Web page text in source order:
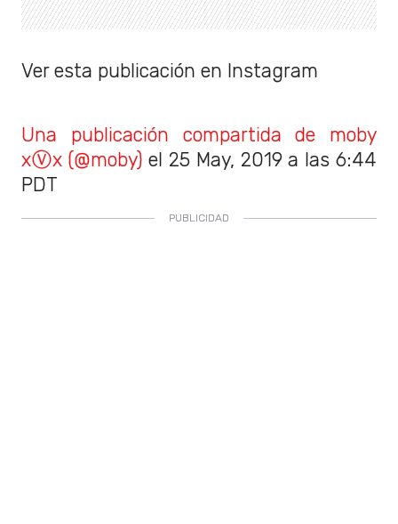
Ver esta publicación en Instagram
Una publicación compartida de moby
xⓋx (@moby) el 25 May, 2019 a las 6:44
PDT